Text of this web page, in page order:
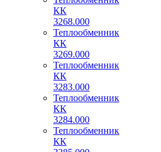
КК
3268.000
Теплообменник
КК
3269.000
Теплообменник
КК
3283.000
Теплообменник
КК
3284.000
Теплообменник
КК